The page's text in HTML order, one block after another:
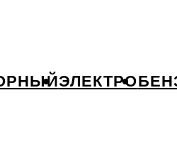
ЭЛЕКТРО